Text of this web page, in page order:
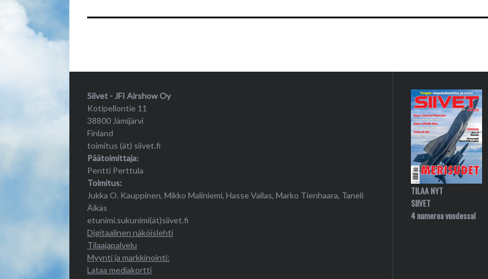
Siivet - JFI Airshow Oy
Kotipellontie 11
38800 Jämijärvi
Finland
toimitus (ät) siivet.fi
Päätoimittaja:
Pentti Perttula
Toimitus:
Jukka O. Kauppinen, Mikko Maliniemi, Hasse Vallas, Marko Tienhaara, Taneli
Äikäs
etunimi.sukunimi(ät)siivet.fi
Digitaalinen näköislehti
Tilaajapalvelu
Myynti ja markkinointi:
Lataa mediakortti
TILAA NYT
SIIVET
4 numeroa vuodessa!